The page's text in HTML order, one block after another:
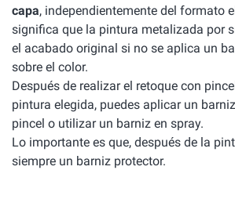
capa, independientemente del formato
significa que la pintura metalizada por
el acabado original si no se aplica un
sobre el color.
Después de realizar el retoque con
pintura elegida, puedes aplicar un
pincel o utilizar un barniz en spray.
Lo importante es que, después de la
siempre un barniz protector.